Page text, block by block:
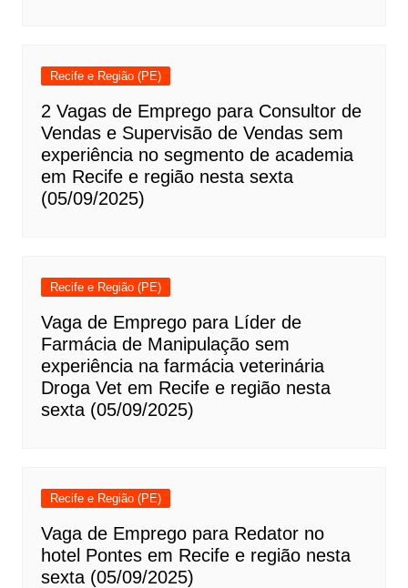
Recife e Região (PE)
2 Vagas de Emprego para Consultor de
Vendas e Supervisão de Vendas sem
experiência no segmento de academia
em Recife e região nesta sexta
(05/09/2025)
Recife e Região (PE)
Vaga de Emprego para Líder de
Farmácia de Manipulação sem
experiência na farmácia veterinária
Droga Vet em Recife e região nesta
sexta (05/09/2025)
Recife e Região (PE)
Vaga de Emprego para Redator no
hotel Pontes em Recife e região nesta
sexta (05/09/2025)